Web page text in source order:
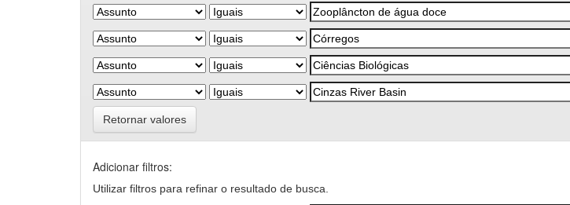
Retornar valores
Adicionar filtros:
Utilizar filtros para refinar o resultado de busca.